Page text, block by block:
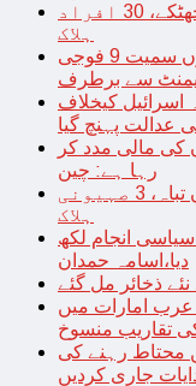
جاپان میں ایک دن میں زلزلے کے 155 جھٹکے، 30 افراد
ہلاک
چین؛ میزائل یونٹ سے منسلک 4 جرنیلوں سمیت 9 فوجی
سے برطرف
کیخلاف
عدالت پہنچ گیا
کی مالی مدد کر
رہا ہے: چین
حماس کے حملوں میں 7 اسرائیلی گاڑیاں تباہ، 3 صہیونی
ہلاک
سیاسی انجام لکھ
دیا،اسامہ حمدان
ذخائر مل گئے
امارات میں
تقاریب منسوخ
محتاط رہنے کی
جاری کردیں